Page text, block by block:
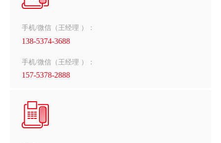
手机/微信（王经理 ）：
138-5374-3688
手机/微信（王经理 ）：
157-5378-2888